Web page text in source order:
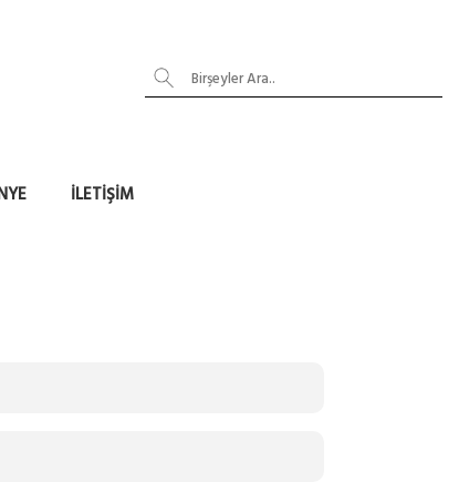
İLETIŞIM